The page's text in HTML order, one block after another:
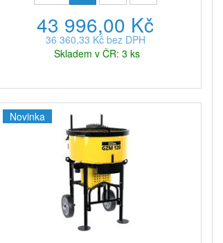
43 996,00 Kč
36 360,33 Kč bez DPH
Skladem v ČR: 3 ks
Novinka